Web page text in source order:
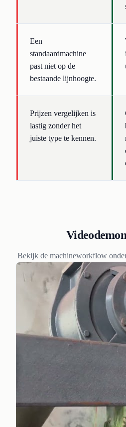
Een
standaardmachine
past niet op de
bestaande lijnhoogte.
Prijzen vergelijken is
lastig zonder het
juiste type te kennen.
Bekijk de machineworkflow